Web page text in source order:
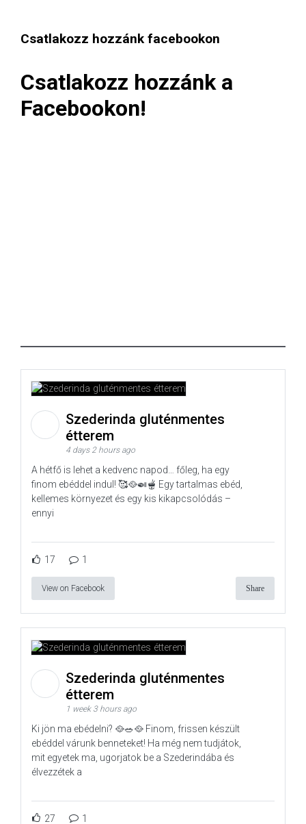
Csatlakozz hozzánk facebookon
Csatlakozz hozzánk a
Facebookon!
Szederinda gluténmentes
étterem
4 days 2 hours ago
A hétfő is lehet a kedvenc napod… főleg, ha egy
finom ebéddel indul! 🥰🥘🍛🫕 Egy tartalmas ebéd,
kellemes környezet és egy kis kikapcsolódás –
ennyi
17 1
View on Facebook Share
Szederinda gluténmentes
étterem
1 week 3 hours ago
Ki jön ma ebédelni? 🥘🥗🥘 Finom, frissen készült
ebéddel várunk benneteket! Ha még nem tudjátok,
mit egyetek ma, ugorjatok be a Szederindába és
élvezzétek a
27 1